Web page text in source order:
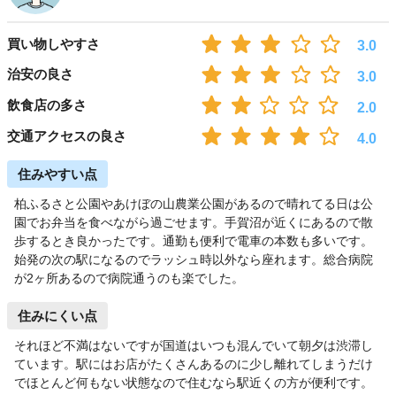
買い物しやすさ
3.0
治安の良さ
3.0
飲食店の多さ
2.0
交通アクセスの良さ
4.0
住みやすい点
柏ふるさと公園やあけぼの山農業公園があるので晴れてる日は公
園でお弁当を食べながら過ごせます。手賀沼が近くにあるので散
歩するとき良かったです。通勤も便利で電車の本数も多いです。
始発の次の駅になるのでラッシュ時以外なら座れます。総合病院
が2ヶ所あるので病院通うのも楽でした。
住みにくい点
それほど不満はないですが国道はいつも混んでいて朝夕は渋滞し
ています。駅にはお店がたくさんあるのに少し離れてしまうだけ
でほとんど何もない状態なので住むなら駅近くの方が便利です。